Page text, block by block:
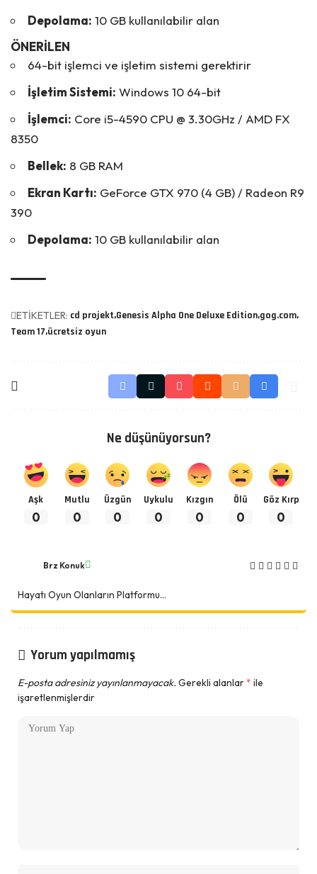
Depolama: 10 GB kullanılabilir alan
ÖNERİLEN
64-bit işlemci ve işletim sistemi gerektirir
İşletim Sistemi: Windows 10 64-bit
İşlemci: Core i5-4590 CPU @ 3.30GHz / AMD FX
8350
Bellek: 8 GB RAM
Ekran Kartı: GeForce GTX 970 (4 GB) / Radeon R9
390
Depolama: 10 GB kullanılabilir alan
ETİKETLER: cd projekt Genesis Alpha One Deluxe Edition gog.com
Team 17 ücretsiz oyun
Ne düşünüyorsun?
Aşk
0
Mutlu
0
Üzgün
0
Uykulu
0
Kızgın
0
Ölü
0
Göz Kırp
0
Brz Konuk
Hayatı Oyun Olanların Platformu...
Yorum yapılmamış
E-posta adresiniz yayınlanmayacak. Gerekli alanlar* ile
işaretlenmişlerdir